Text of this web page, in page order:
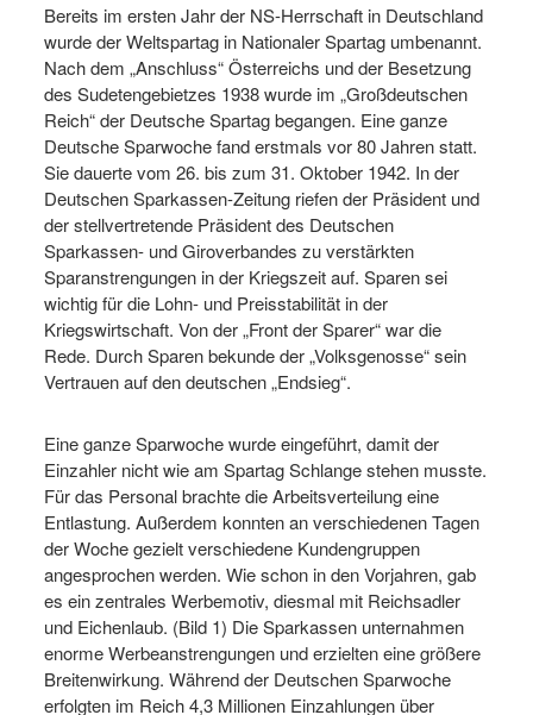
Bereits im ersten Jahr der NS-Herrschaft in Deutschland
wurde der Weltspartag in Nationaler Spartag umbenannt.
Nach dem „Anschluss“ Österreichs und der Besetzung
des Sudetengebietzes 1938 wurde im „Großdeutschen
Reich“ der Deutsche Spartag begangen. Eine ganze
Deutsche Sparwoche fand erstmals vor 80 Jahren statt.
Sie dauerte vom 26. bis zum 31. Oktober 1942. In der
Deutschen Sparkassen-Zeitung riefen der Präsident und
der stellvertretende Präsident des Deutschen
Sparkassen- und Giroverbandes zu verstärkten
Sparanstrengungen in der Kriegszeit auf. Sparen sei
wichtig für die Lohn- und Preisstabilität in der
Kriegswirtschaft. Von der „Front der Sparer“ war die
Rede. Durch Sparen bekunde der „Volksgenosse“ sein
Vertrauen auf den deutschen „Endsieg“.
Eine ganze Sparwoche wurde eingeführt, damit der
Einzahler nicht wie am Spartag Schlange stehen musste.
Für das Personal brachte die Arbeitsverteilung eine
Entlastung. Außerdem konnten an verschiedenen Tagen
der Woche gezielt verschiedene Kundengruppen
angesprochen werden. Wie schon in den Vorjahren, gab
es ein zentrales Werbemotiv, diesmal mit Reichsadler
und Eichenlaub. (Bild 1) Die Sparkassen unternahmen
enorme Werbeanstrengungen und erzielten eine größere
Breitenwirkung. Während der Deutschen Sparwoche
erfolgten im Reich 4,3 Millionen Einzahlungen über